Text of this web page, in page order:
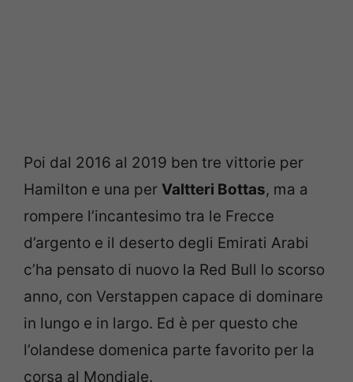
Poi dal 2016 al 2019 ben tre vittorie per
Hamilton e una per Valtteri Bottas, ma a
rompere l’incantesimo tra le Frecce
d’argento e il deserto degli Emirati Arabi
c’ha pensato di nuovo la Red Bull lo scorso
anno, con Verstappen capace di dominare
in lungo e in largo. Ed è per questo che
l’olandese domenica parte favorito per la
corsa al Mondiale.